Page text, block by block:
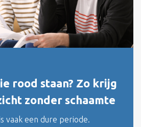
rood staan? Zo krijg
zonder schaamte
vaak een dure periode.